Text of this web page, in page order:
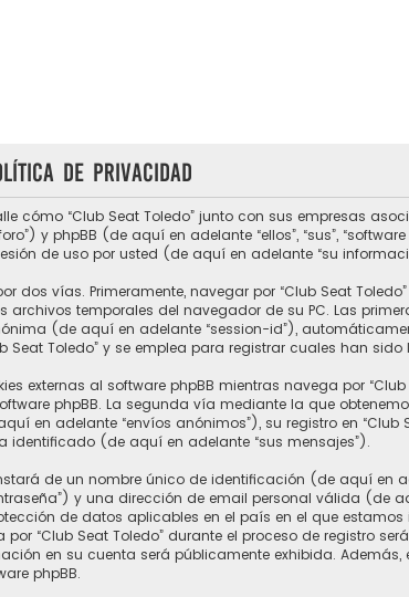
de privacidad
cómo “Club Seat Toledo” junto con sus empresas
y phpBB (de aquí en adelante “ellos”, “sus”,
de uso por usted (de aquí en adelante “su
dos vías. Primeramente, navegar por “Club Seat
archivos temporales del navegador de su PC. Las
(de aquí en adelante “session-id”),
Seat Toledo” y se emplea para registrar cuales han
externas al software phpBB mientras navega por
phpBB. La segunda vía mediante la que
en adelante “envíos anónimos”), su registro en
identificado (de aquí en adelante “sus mensajes”).
de un nombre único de identificación (de aquí en
y una dirección de email personal válida (de
de datos aplicables en el país en el que
“Club Seat Toledo” durante el proceso de registro
en su cuenta será públicamente exhibida.
phpBB.